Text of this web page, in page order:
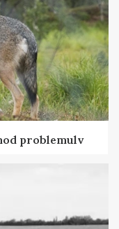
problemulv